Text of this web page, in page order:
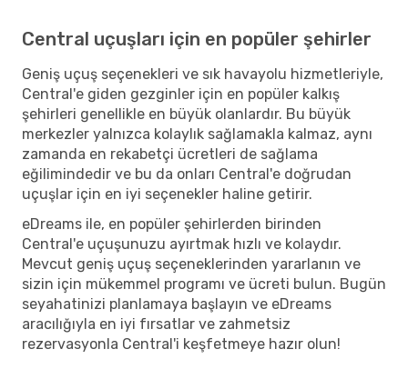
Central uçuşları için en popüler şehirler
Geniş uçuş seçenekleri ve sık havayolu hizmetleriyle,
Central'e giden gezginler için en popüler kalkış
şehirleri genellikle en büyük olanlardır. Bu büyük
merkezler yalnızca kolaylık sağlamakla kalmaz, aynı
zamanda en rekabetçi ücretleri de sağlama
eğilimindedir ve bu da onları Central'e doğrudan
uçuşlar için en iyi seçenekler haline getirir.
eDreams ile, en popüler şehirlerden birinden
Central'e uçuşunuzu ayırtmak hızlı ve kolaydır.
Mevcut geniş uçuş seçeneklerinden yararlanın ve
sizin için mükemmel programı ve ücreti bulun. Bugün
seyahatinizi planlamaya başlayın ve eDreams
aracılığıyla en iyi fırsatlar ve zahmetsiz
rezervasyonla Central'i keşfetmeye hazır olun!